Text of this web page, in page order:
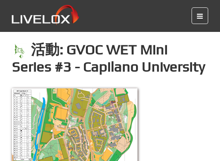
活動: GVOC WET Mini
Series #3 - Capilano University